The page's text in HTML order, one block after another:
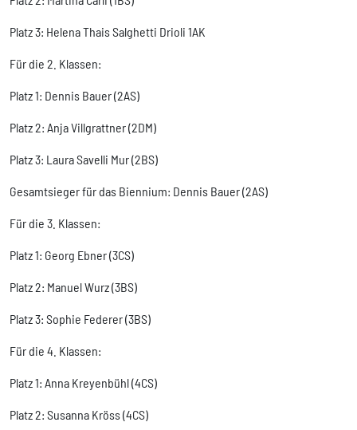
Platz 3: Helena Thais Salghetti Drioli 1AK
Für die 2. Klassen:
Platz 1: Dennis Bauer (2AS)
Platz 2: Anja Villgrattner (2DM)
Platz 3: Laura Savelli Mur (2BS)
Gesamtsieger für das Biennium: Dennis Bauer (2AS)
Für die 3. Klassen:
Platz 1: Georg Ebner (3CS)
Platz 2: Manuel Wurz (3BS)
Platz 3: Sophie Federer (3BS)
Für die 4. Klassen:
Platz 1: Anna Kreyenbühl (4CS)
Platz 2: Susanna Kröss (4CS)